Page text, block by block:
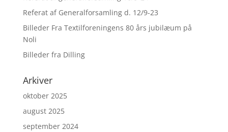
Referat af Generalforsamling d. 12/9-23
Billeder Fra Textilforeningens 80 års jubilæum på
Noli
Billeder fra Dilling
Arkiver
oktober 2025
august 2025
september 2024